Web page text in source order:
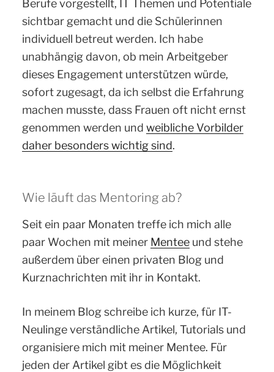
Berufe vorgestellt, IT Themen und Potentiale
sichtbar gemacht und die Schülerinnen
individuell betreut werden. Ich habe
unabhängig davon, ob mein Arbeitgeber
dieses Engagement unterstützen würde,
sofort zugesagt, da ich selbst die Erfahrung
machen musste, dass Frauen oft nicht ernst
genommen werden und weibliche Vorbilder
daher besonders wichtig sind.
Wie läuft das Mentoring ab?
Seit ein paar Monaten treffe ich mich alle
paar Wochen mit meiner Mentee und stehe
außerdem über einen privaten Blog und
Kurznachrichten mit ihr in Kontakt.
In meinem Blog schreibe ich kurze, für IT-
Neulinge verständliche Artikel, Tutorials und
organisiere mich mit meiner Mentee. Für
jeden der Artikel gibt es die Möglichkeit